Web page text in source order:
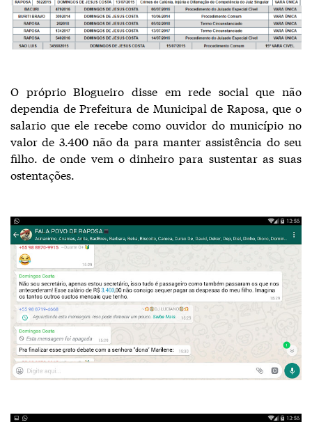
O próprio Blogueiro disse em rede social que não
dependia de Prefeitura de Municipal de Raposa, que o
salario que ele recebe como ouvidor do município no
valor de 3.400 não da para manter assistência do seu
filho. de onde vem o dinheiro para sustentar as suas
ostentações.